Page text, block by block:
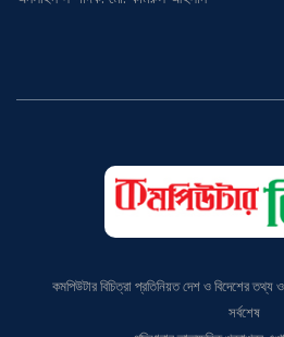
কমপিউটার বিচিত্রা প্রতিনিয়ত দেশ ও বিদেশের